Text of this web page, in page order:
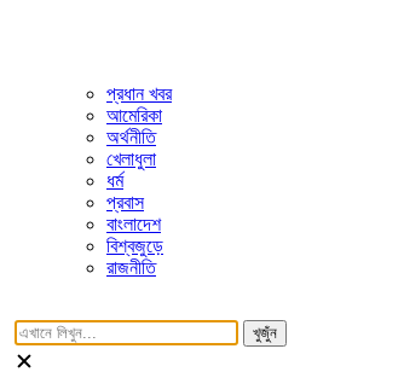
প্রধান খবর
আমেরিকা
অর্থনীতি
খেলাধুলা
ধর্ম
প্রবাস
বাংলাদেশ
বিশ্বজুড়ে
রাজনীতি
খুজুঁন